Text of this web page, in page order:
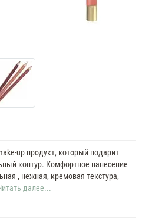
up продукт, который подарит
контур. Комфортное нанесение
, нежная, кремовая текстура,
далее...